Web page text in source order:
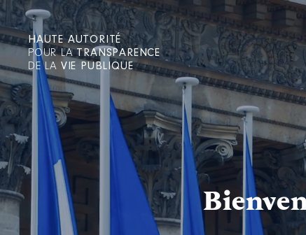
HAUTE AUTORITÉ
POUR LATRANSPARENCE
DE LA VIE PUBLIQUE